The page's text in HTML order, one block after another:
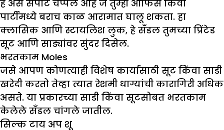
हे असे सपाट चप्पल आहे जे तुम्ही ऑफिस किंवा
पार्टीमध्ये बराच काळ आरामात घालू शकता. हा
क्लासिक आणि स्टायलिश लुक, हे सँडल तुमच्या प्रिंटेड
सूट आणि साड्यांवर सुंदर दिसेल.
भरतकाम Moles
जसे आपण कोणत्याही विशेष कार्यासाठी सूट किंवा साडी
खरेदी करतो तेव्हा त्यात रेशमी धाग्यांची कारागिरी अधिक
असते. या प्रकारच्या साडी किंवा सूटसोबत भरतकाम
केलेले सँडल चांगले जातील.
सिल्क टाय अप शू